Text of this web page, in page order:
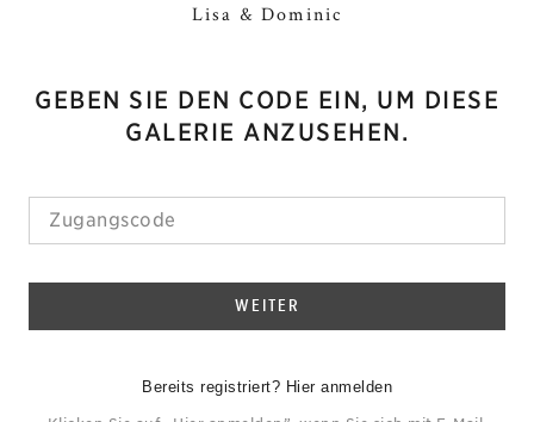
Lisa & Dominic
GEBEN SIE DEN CODE EIN, UM DIESE
GALERIE ANZUSEHEN.
WEITER
Bereits registriert? Hier anmelden